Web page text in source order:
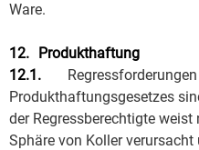
Ware.
12. Produkthaftung
12.1.
Produkthaftungsgesetzes
der Regressberechtigte weist
Sphäre von Koller